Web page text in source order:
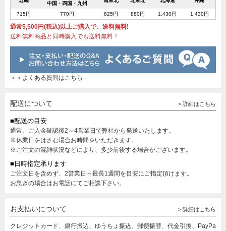
中国・四国・九州
715円 770円 825円 880円 1,430円 1,430円
通常5,500円(税込)以上ご購入で、送料無料!
送料無料商品と同時購入でも送料無料！
＞＞よくある質問はこちら
配送について > 詳細はこちら
■配送の目安
通常、ご入金確認後2～4営業日で弊社から発送いたします。
※休業日をはさむ場合お時間をいただきます。
※ご注文の混雑状況などにより、多少前後する場合がございます。
■日時指定承ります
ご注文日を含めず、2営業日～最長1週間を目安にご指定頂けます。
お急ぎの場合はお電話にてご相談下さい。
お支払いについて > 詳細はこちら
クレジットカード、銀行振込、ゆうちょ振込、郵便振替、代金引換、PayPa